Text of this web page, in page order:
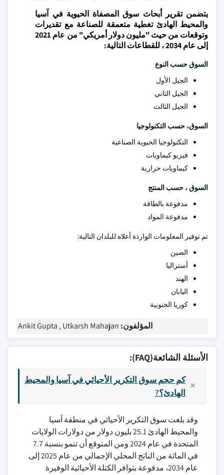
يتضمن تقرير أبحاث سوق المصفاة الحيوية في آسيا
والمحيط الهادئ تغطية متعمقة للصناعة مع تقديرات
وتوقعات من حيث "مليون دولار أمريكي" من عام 2021
إلى عام 2034 ، للقطاعات التالية:
السوق حسب النوع
الجيل الأول
الجيل الثاني
الجيل الثالث
السوق، حسب التكنولوجيا
التكنولوجيا الحيوية الصناعية
فيزيو كيماويات
كيماويات حرارية
السوق ، حسب المنتج
مدفوعة بالطاقة
مدفوعة المواد
تم توفير المعلومات الواردة أعلاه للبلدان التالية:
الصين
أستراليا
الهند
اليابان
كوريا الجنوبية
المؤلفون: Ankit Gupta , Utkarsh Mahajan
الأسئلة الشائعة(FAQ):
كم حجم سوق التكرير الأحيائي في آسيا والمحيط
الهادئ؟?
وقد بلغت سوق التكرير الأحيائي في منطقة آسيا
والمحيط الهادئ 25.1 بليون دولار من دولارات الولايات
المتحدة في عام 2024 ومن المتوقع أن تنمو بنسبة 7.7
في المائة من الناتج المحلي الإجمالي من عام 2025 إلى
عام 2034، مدفوعة بتوافر الكتلة الأحيائية الوفيرة